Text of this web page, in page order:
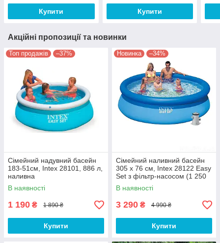
Купити Купити
Акційні пропозиції та новинки
Топ продажів –37%
Сімейний надувний басейн
183-51см, Intex 28101, 886 л,
наливна
В наявності
1 190 ₴ 1 890 ₴
Купити
Новинка –34%
Сімейний наливний басейн
305 х 76 см, Intex 28122 Easy
Set з фільтр-насосом (1 250
л/г), 305*76 см, 3853 л
В наявності
3 290 ₴ 4 990 ₴
Купити